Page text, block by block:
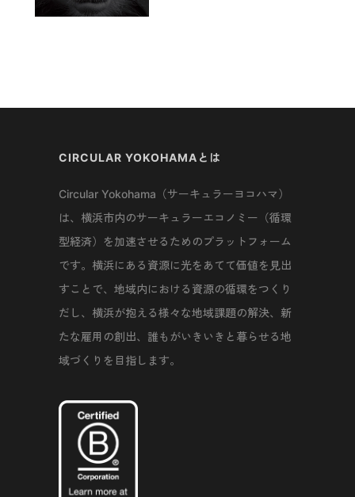
CIRCULAR YOKOHAMAとは
Circular Yokohama（サーキュラーヨコハマ）
は、横浜市内のサーキュラーエコノミー（循環
型経済）を加速させるためのプラットフォーム
です。横浜にある資源に光をあてて価値を見出
すことで、地域内における資源の循環をつくり
だし、横浜が抱える様々な地域課題の解決、新
たな雇用の創出、誰もがいきいきと暮らせる地
域づくりを目指します。